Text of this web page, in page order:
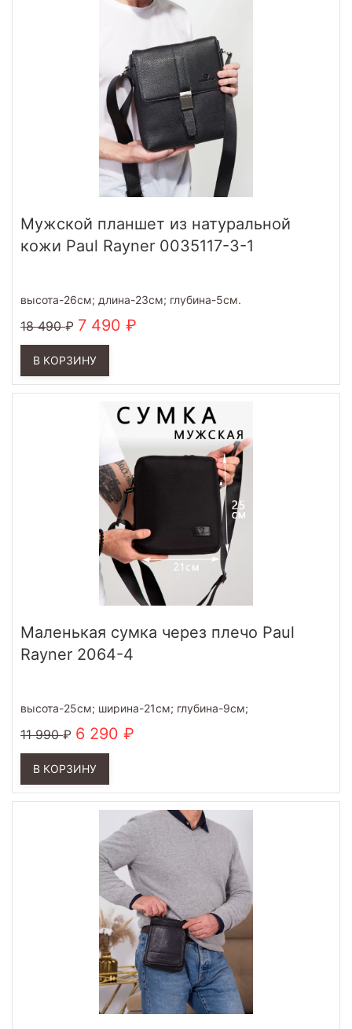
Мужской планшет из натуральной
кожи Paul Rayner 0035117-3-1
высота-26см; длина-23см; глубина-5см.
18 490 7 490
В КОРЗИНУ
Маленькая сумка через плечо Paul
Rayner 2064-4
высота-25см; ширина-21см; глубина-9см;
11 990 6 290
В КОРЗИНУ